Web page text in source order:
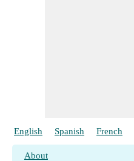
English Spanish French
About